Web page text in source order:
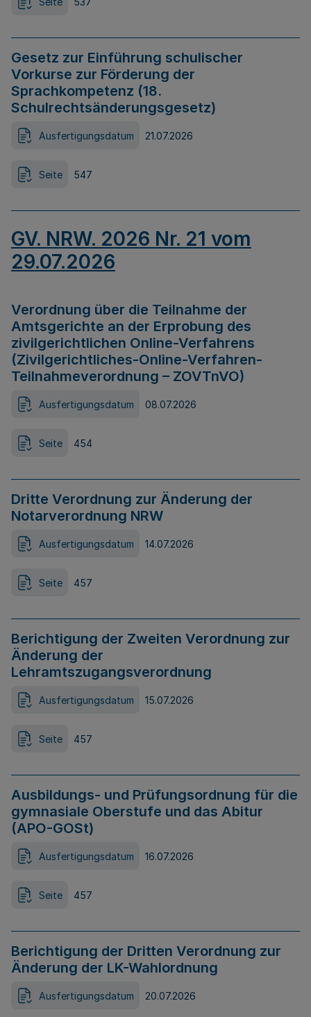
Gesetz zur Einführung schulischer
Vorkurse zur Förderung der
Sprachkompetenz (18.
Schulrechtsänderungsgesetz)
Ausfertigungsdatum 21.07.2026
Seite 547
GV. NRW. 2026 Nr. 21 vom
29.07.2026
Verordnung über die Teilnahme der
Amtsgerichte an der Erprobung des
zivilgerichtlichen Online-Verfahrens
(Zivilgerichtliches-Online-Verfahren-
Teilnahmeverordnung – ZOVTnVO)
Ausfertigungsdatum 08.07.2026
Seite 454
Dritte Verordnung zur Änderung der
Notarverordnung NRW
Ausfertigungsdatum 14.07.2026
Seite 457
Berichtigung der Zweiten Verordnung zur
Änderung der
Lehramtszugangsverordnung
Ausfertigungsdatum 15.07.2026
Seite 457
Ausbildungs- und Prüfungsordnung für die
gymnasiale Oberstufe und das Abitur
(APO-GOSt)
Ausfertigungsdatum 16.07.2026
Seite 457
Berichtigung der Dritten Verordnung zur
Änderung der LK-Wahlordnung
Ausfertigungsdatum 20.07.2026